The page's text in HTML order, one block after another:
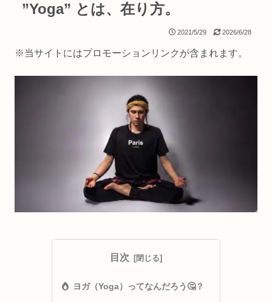
”Yoga” とは、在り方。
2021/5/29 2026/6/28
※当サイトにはプロモーションリンクが含まれます。
目次
ヨガ（Yoga）ってなんだろう🤔？